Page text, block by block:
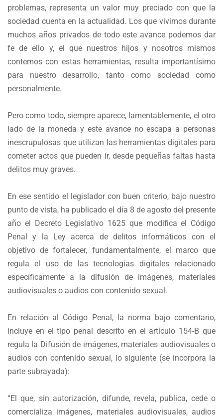
problemas, representa un valor muy preciado con que la
sociedad cuenta en la actualidad. Los que vivimos durante
muchos años privados de todo este avance podemos dar
fe de ello y, el que nuestros hijos y nosotros mismos
contemos con estas herramientas, resulta importantísimo
para nuestro desarrollo, tanto como sociedad como
personalmente.
Pero como todo, siempre aparece, lamentablemente, el otro
lado de la moneda y este avance no escapa a personas
inescrupulosas que utilizan las herramientas digitales para
cometer actos que pueden ir, desde pequeñas faltas hasta
delitos muy graves.
En ese sentido el legislador con buen criterio, bajo nuestro
punto de vista, ha publicado el día 8 de agosto del presente
año el Decreto Legislativo 1625 que modifica el Código
Penal y la Ley acerca de delitos informáticos con el
objetivo de fortalecer, fundamentalmente, el marco que
regula el uso de las tecnologías digitales relacionado
específicamente a la difusión de imágenes, materiales
audiovisuales o audios con contenido sexual.
En relación al Código Penal, la norma bajo comentario,
incluye en el tipo penal descrito en el artículo 154-B que
regula la Difusión de imágenes, materiales audiovisuales o
audios con contenido sexual, lo siguiente (se incorpora la
parte subrayada):
“El que, sin autorización, difunde, revela, publica, cede o
comercializa imágenes, materiales audiovisuales, audios